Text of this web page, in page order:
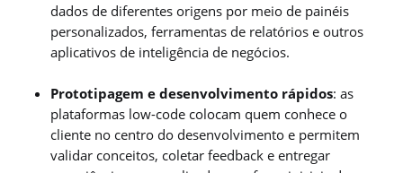
dados de diferentes origens por meio de painéis
personalizados, ferramentas de relatórios e outros
aplicativos de inteligência de negócios.
Prototipagem e desenvolvimento rápidos: as
plataformas low-code colocam quem conhece o
cliente no centro do desenvolvimento e permitem
validar conceitos, coletar feedback e entregar